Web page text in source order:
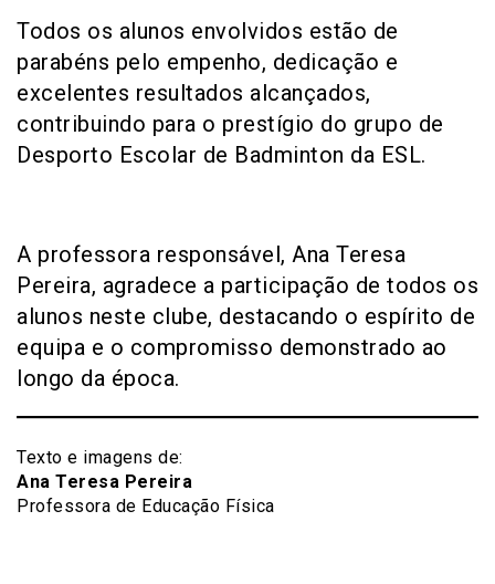
Todos os alunos envolvidos estão de
parabéns pelo empenho, dedicação e
excelentes resultados alcançados,
contribuindo para o prestígio do grupo de
Desporto Escolar de Badminton da ESL.
A professora responsável, Ana Teresa
Pereira, agradece a participação de todos os
alunos neste clube, destacando o espírito de
equipa e o compromisso demonstrado ao
longo da época.
Texto e imagens de:
Ana Teresa Pereira
Professora de Educação Física